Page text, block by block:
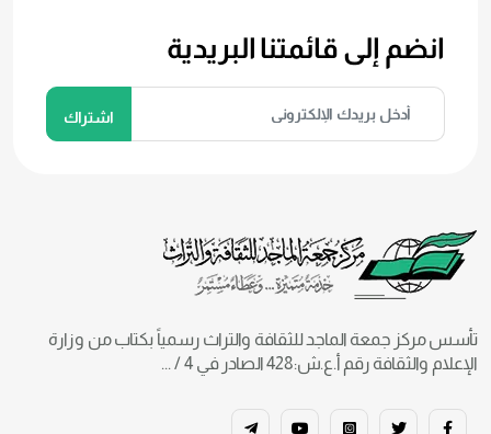
انضم إلى قائمتنا البريدية
تأسس مركز جمعة الماجد للثقافة والتراث رسمياً بكتاب من وزارة
الإعلام والثقافة رقم أ.ع.ش:428 الصادر في 4 / ...